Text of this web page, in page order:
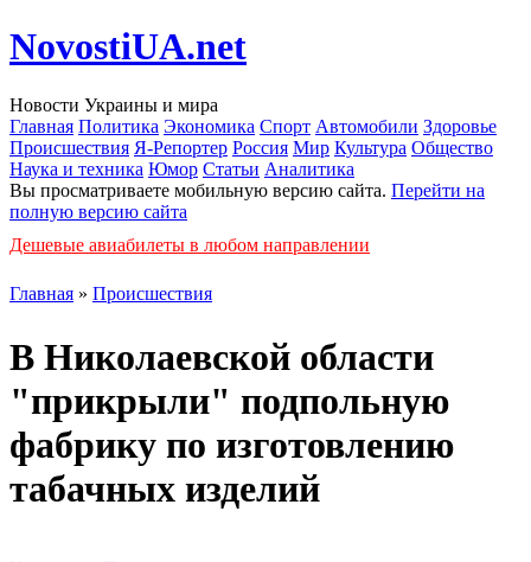
NovostiUA.net
Новости Украины и мира
Главная Политика Экономика Спорт Автомобили Здоровье
Происшествия Я-Репортер Россия Мир Культура Общество
Наука и техника Юмор Статьи Аналитика
Вы просматриваете мобильную версию сайта. Перейти на
полную версию сайта
Дешевые авиабилеты в любом направлении
Главная » Происшествия
В Николаевской области
"прикрыли" подпольную
фабрику по изготовлению
табачных изделий